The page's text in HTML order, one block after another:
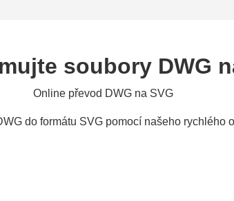
soubory DWG
Online převod DWG na SVG
do formátu SVG pomocí našeho rychlého